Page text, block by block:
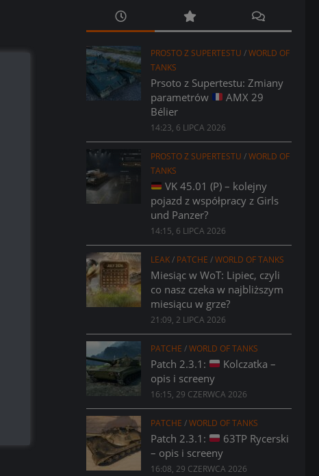
PROSTO Z SUPERTESTU /WORLD OF
TANKS
Prsoto z Supertestu: Zmiany
parametrów
AMX 29
Bélier
14:23, 6 LIPCA 2026
PROSTO Z SUPERTESTU /WORLD OF
TANKS
VK 45.01 (P) – kolejny
pojazd z współpracy z Girls
und Panzer?
14:15, 6 LIPCA 2026
LEAK/ PATCHE /WORLD OF TANKS
Miesiąc w WoT: Lipiec, czyli
co nasz czeka w najbliższym
miesiącu w grze?
21:09, 2 LIPCA 2026
PATCHE /WORLD OF TANKS
Patch 2.3.1:
Kolczatka –
opis i screeny
16:15, 29 CZERWCA 2026
PATCHE /WORLD OF TANKS
Patch 2.3.1:
63TP Rycerski
– opis i screeny
16:08, 29 CZERWCA 2026